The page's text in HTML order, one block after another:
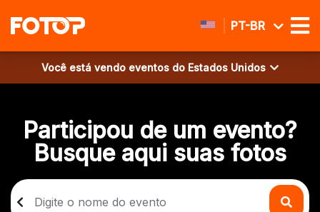
PT-BR
Você está vendo eventos do Estados Unidos
Participou de um evento?
Busque aqui suas fotos